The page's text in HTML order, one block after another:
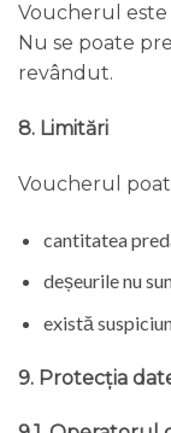
Voucherul este
Nu se poate
revândut.
8. Limitări
Voucherul
cantitatea
deșeurile nu
există
9. Protecția